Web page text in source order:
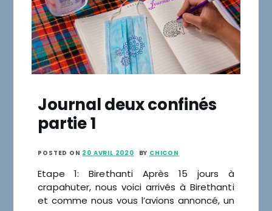
Journal deux confinés
partie 1
POSTED ON 20 AVRIL 2020 BY CHICON
Etape 1: Birethanti Après 15 jours à
crapahuter, nous voici arrivés à Birethanti
et comme nous vous l’avions annoncé, un